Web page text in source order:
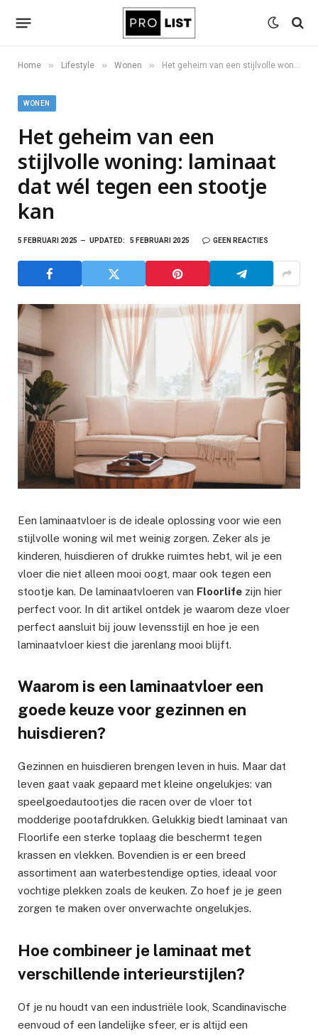
Home » Lifestyle » Wonen » Het geheim van een stijlvolle woning: laminaat dat wél tegen een stootje kan
WONEN
Het geheim van een
stijlvolle woning: laminaat
dat wél tegen een stootje
kan
5 FEBRUARI 2025 UPDATED: 5 FEBRUARI 2025 GEEN REACTIES
Een laminaatvloer is de ideale oplossing voor wie een
stijlvolle woning wil met weinig zorgen. Zeker als je
kinderen, huisdieren of drukke ruimtes hebt, wil je een
vloer die niet alleen mooi oogt, maar ook tegen een
stootje kan. De laminaatvloeren van Floorlife zijn hier
perfect voor. In dit artikel ontdek je waarom deze vloer
perfect aansluit bij jouw levensstijl en hoe je een
laminaatvloer kiest die jarenlang mooi blijft.
Waarom is een laminaatvloer een
goede keuze voor gezinnen en
huisdieren?
Gezinnen en huisdieren brengen leven in huis. Maar dat
leven gaat vaak gepaard met kleine ongelukjes: van
speelgoedautootjes die racen over de vloer tot
modderige pootafdrukken. Gelukkig biedt laminaat van
Floorlife een sterke toplaag die beschermt tegen
krassen en vlekken. Bovendien is er een breed
assortiment aan waterbestendige opties, ideaal voor
vochtige plekken zoals de keuken. Zo hoef je je geen
zorgen te maken over onverwachte ongelukjes.
Hoe combineer je laminaat met
verschillende interieurstijlen?
Of je nu houdt van een industriële look, Scandinavische
eenvoud of een landelijke sfeer, er is altijd een